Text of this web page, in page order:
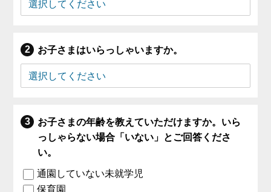
お子さまはいらっしゃいますか。
お子さまの年齢を教えていただけますか。いら
っしゃらない場合「いない」とご回答くださ
い。
通園していない未就学児
保育園